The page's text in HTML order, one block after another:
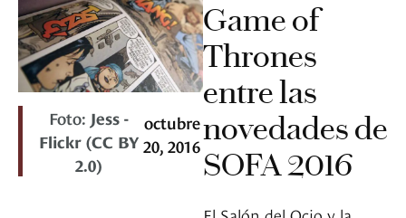
Foto: Jess -
Flickr (CC BY
2.0)
octubre
20, 2016
Game of
Thrones
entre las
novedades de
SOFA 2016